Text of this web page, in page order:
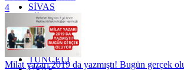
SİVAS
SİİRT
TEKİRDAĞ
TOKAT
TRABZON
TUNCELİ
4
Milat yazarı 2019 da yazmıştı! Bugün gerçek